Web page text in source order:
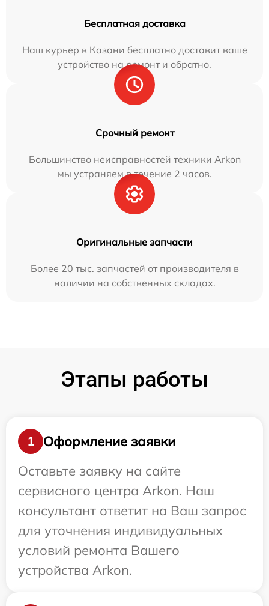
Бесплатная доставка
Наш курьер в Казани бесплатно доставит ваше
устройство на ремонт и обратно.
Срочный ремонт
Большинство неисправностей техники Arkon
мы устраняем в течение 2 часов.
Оригинальные запчасти
Более 20 тыс. запчастей от производителя в
наличии на собственных складах.
Этапы работы
1
Оформление заявки
Оставьте заявку на сайте
сервисного центра Arkon. Наш
консультант ответит на Ваш запрос
для уточнения индивидуальных
условий ремонта Вашего
устройства Arkon.